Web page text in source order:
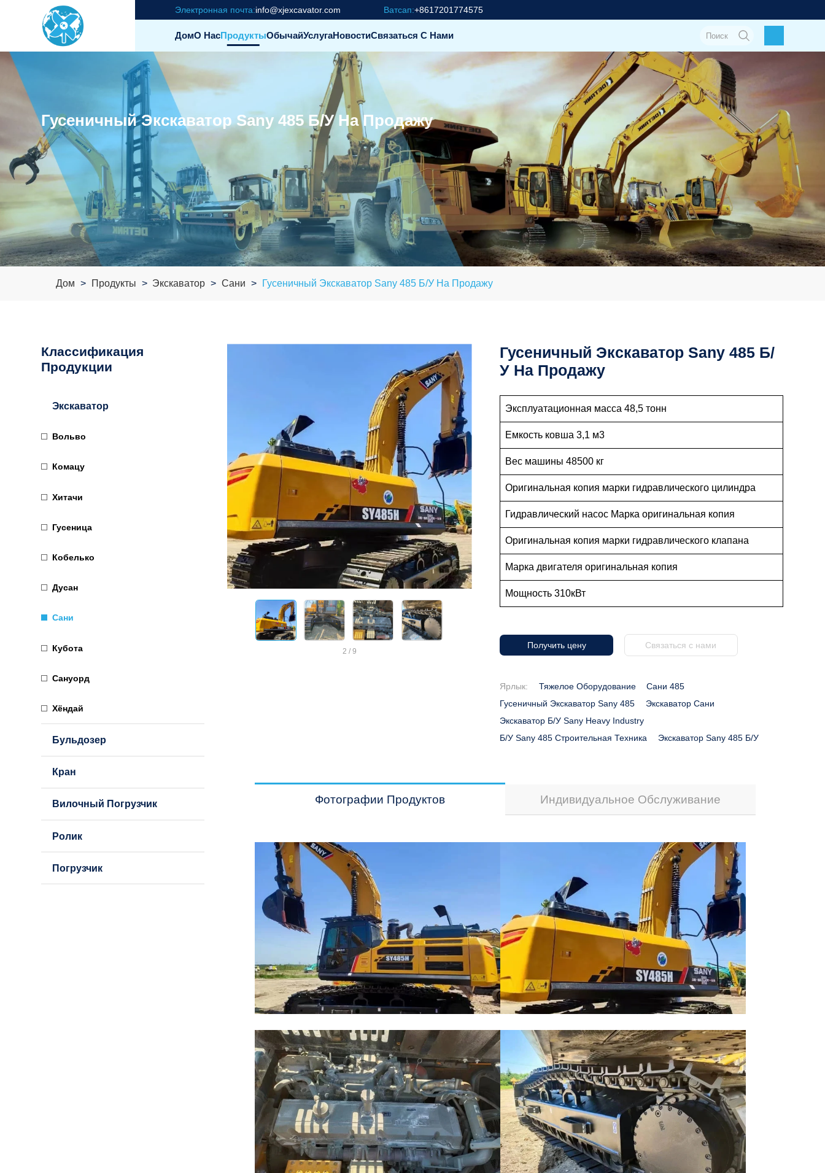
Электронная почта:info@xjexcavator.com Ватсап:+8617201774575
ДомО НасПродуктыОбычайУслугаНовостиСвязаться С Нами
Гусеничный Экскаватор Sany 485 Б/у На Продажу
Дом Продукты Экскаватор Сани Гусеничный Экскаватор Sany 485 Б/у На Продажу
Классификация
Продукции
Экскаватор
Вольво
Комацу
Хитачи
Гусеница
Кобелько
Дусан
Сани
Кубота
Сануорд
Хёндай
Бульдозер
Кран
Вилочный Погрузчик
Ролик
Погрузчик
2 / 9
Гусеничный Экскаватор Sany 485 Б/
У На Продажу
Эксплуатационная масса 48,5 тонн
Емкость ковша 3,1 м3
Вес машины 48500 кг
Оригинальная копия марки гидравлического цилиндра
Гидравлический насос Марка оригинальная копия
Оригинальная копия марки гидравлического клапана
Марка двигателя оригинальная копия
Мощность 310кВт
Получить цену Связаться с нами
Ярлык: Тяжелое Оборудование
Сани 485
Гусеничный Экскаватор Sany 485
Экскаватор Сани
Экскаватор Б/у Sany Heavy Industry
Б/у Sany 485 Строительная Техника
Экскаватор Sany 485 Б/у
Фотографии Продуктов Индивидуальное Обслуживание